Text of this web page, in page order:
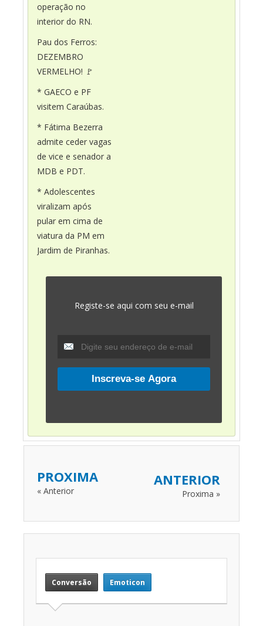
operação no
interior do RN.
Pau dos Ferros:
DEZEMBRO
VERMELHO! 🚩
* GAECO e PF
visitem Caraúbas.
* Fátima Bezerra
admite ceder vagas
de vice e senador a
MDB e PDT.
* Adolescentes
viralizam após
pular em cima de
viatura da PM em
Jardim de Piranhas.
Registe-se aqui com seu e-mail
PROXIMA
« Anterior
ANTERIOR
Proxima »
Conversão Emoticon